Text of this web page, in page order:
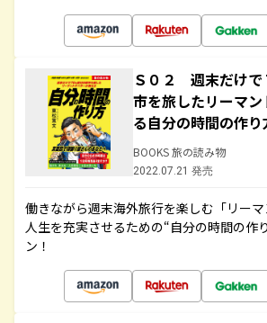
Ｓ０２ 週末だけで
市を旅したリーマ
る自分の時間の作り
BOOKS 旅の読み物
2022.07.21 発売
働きながら週末海外旅行を楽しむ「リーマ
人生を充実させるための“自分の時間の作
ン！